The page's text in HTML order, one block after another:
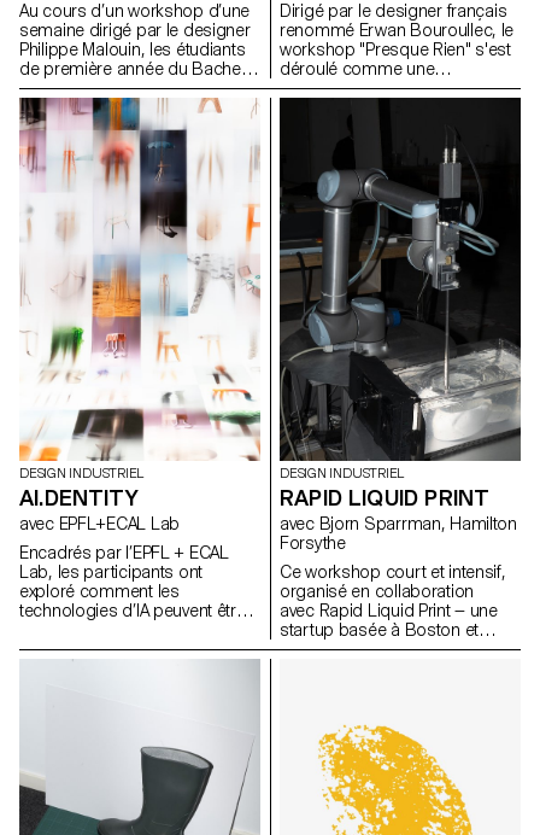
Au cours d’un workshop d’une
semaine dirigé par le designer
Philippe Malouin, les étudiants
de première année du Bachelor
en Design Industriel ont conçu
et réalisé des soliflores, chacun
destiné à accueillir une fleur
unique de leur choix.
Dirigé par le designer français
renommé Erwan Bouroullec, le
workshop "Presque Rien" s'est
déroulé comme une
exploration des possibilités de
rénovée. Le projet prévoyait un
canevas ouvert, encourageant
les étudiants en design
industriel de l'ECAL à s'écarter
des méthodes traditionnelles
de résolution de problèmes.
DESIGN INDUSTRIEL
AI.DENTITY
avec EPFL+ECAL Lab
Encadrés par l’EPFL + ECAL
Lab, les participants ont
exploré comment les
technologies d’IA peuvent être
produits pour améliorer la
fonctionnalité et enrichir
fondements théoriques de l’IA
tout en expérimentant des
applications pratiques à travers
divers cas d’usage.
DESIGN INDUSTRIEL
RAPID LIQUID PRINT
avec Bjorn Sparrman, Hamilton
Forsythe
Ce workshop court et intensif,
organisé en collaboration
avec Rapid Liquid Print — une
startup basée à Boston et
issue du Self-Assembly Lab du
manière à la fois technique et
poétique ce qu’est une courbe,
une surface ou un volume
épaissi lorsqu’il passe du
monde numérique à la réalité
physique.